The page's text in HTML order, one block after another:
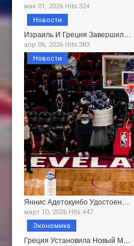
мая 01, 2026 Hits:324
Израиль И Греция Завершил…
апр 06, 2026 Hits:383
Новости
Яннис Адетокунбо Удостоен…
март 10, 2026 Hits:447
Новости
Греция Установила Новый М…
Экономика